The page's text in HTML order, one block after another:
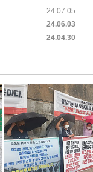
24.07.05
24.06.03
24.04.30